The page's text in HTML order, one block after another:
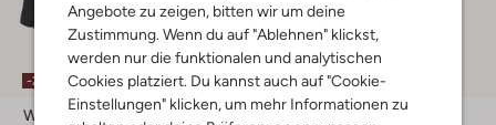
Angebote zu zeigen, bitten wir um deine
Zustimmung. Wenn du auf "Ablehnen" klickst,
werden nur die funktionalen und analytischen
Cookies platziert. Du kannst auch auf "Cookie-
Einstellungen" klicken, um mehr Informationen zu
-20%
Wysh
-20%
Wysh